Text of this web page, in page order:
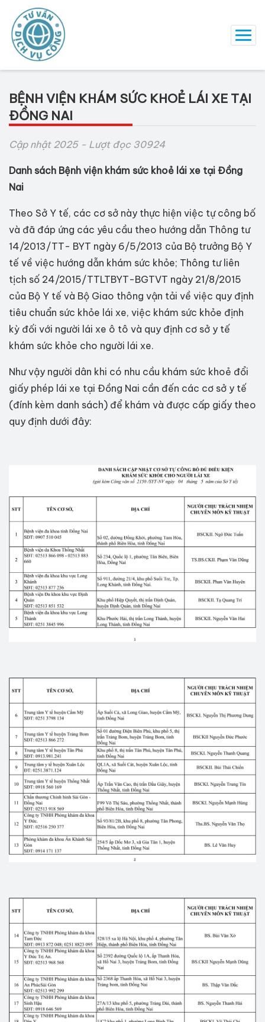
BỆNH VIỆN KHÁM SỨC KHOẺ LÁI XE TẠI
ĐỒNG NAI
Cập nhật 2025 - Lượt đọc 30924
Danh sách Bệnh viện khám sức khoẻ lái xe tại Đồng
Nai
Theo Sở Y tế, các cơ sở này thực hiện việc tự công bố
và đã đáp ứng các yêu cầu theo hướng dẫn Thông tư
14/2013/TT- BYT ngày 6/5/2013 của Bộ trưởng Bộ Y
tế về việc hướng dẫn khám sức khỏe; Thông tư liên
tịch số 24/2015/TTLTBYT-BGTVT ngày 21/8/2015
của Bộ Y tế và Bộ Giao thông vận tải về việc quy định
tiêu chuẩn sức khỏe lái xe, việc khám sức khỏe định
kỳ đối với người lái xe ô tô và quy định cơ sở y tế
khám sức khỏe cho người lái xe.
Như vậy người dân khi có nhu cầu khám sức khoẻ đổi
giấy phép lái xe tại Đồng Nai cần đến các cơ sở y tế
(đính kèm danh sách) để khám và được cấp giấy theo
quy định dưới đây: